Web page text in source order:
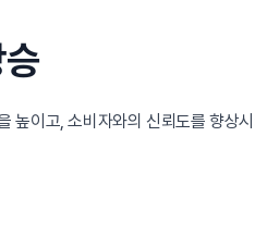
이고, 소비자와의 신뢰도를 향상